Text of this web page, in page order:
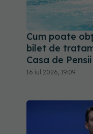
Cum poate
bilet de
Casa de Pensii
16 iul 2026, 19:09